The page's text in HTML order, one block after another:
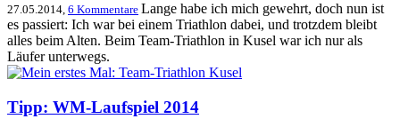
27.05.2014, 6 Kommentare Lange habe ich mich gewehrt, doch nun ist
es passiert: Ich war bei einem Triathlon dabei, und trotzdem bleibt
alles beim Alten. Beim Team-Triathlon in Kusel war ich nur als
Läufer unterwegs.
Tipp: WM-Laufspiel 2014